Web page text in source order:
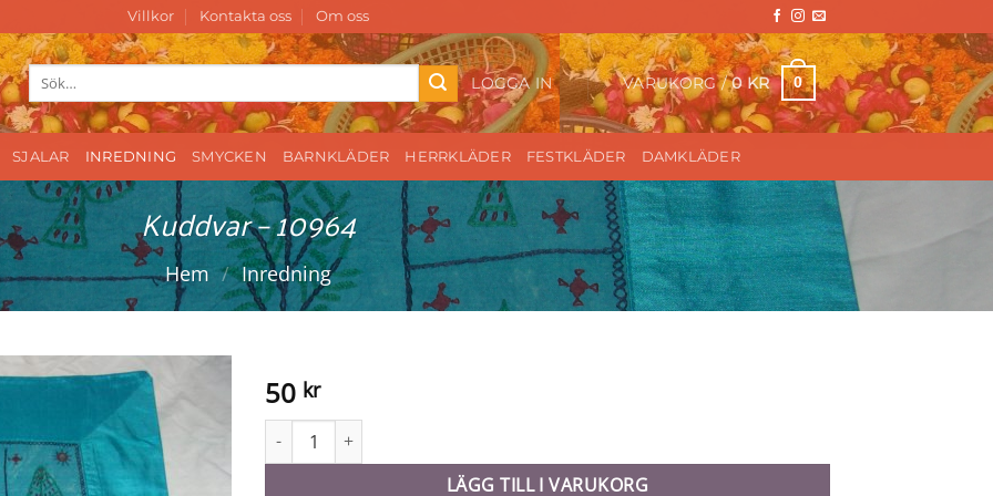
Villkor Kontakta oss Om oss
Sök
LOGGA IN VARUKORG /0 KR 0
SJALAR INREDNING SMYCKEN BARNKLÄDER HERRKLÄDER FESTKLÄDER DAMKLÄDER
Kuddvar – 10964
Hem / Inredning
50 kr
Kuddvar - 10964 mängd
LÄGG TILL I VARUKORG